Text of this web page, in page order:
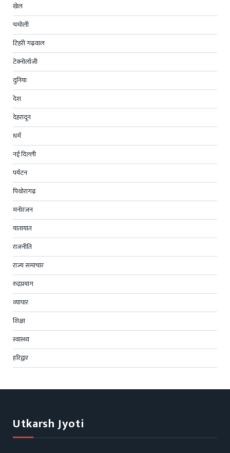
खेल
चमोली
टिहरी गढ़वाल
टेक्नोलॉजी
दुनिया
देश
देहरादून
धर्म
नई दिल्ली
पर्यटन
पिथोरागढ़
मनोरंजन
यातायात
राजनीति
राज्य समाचार
रुद्रप्रयाग
व्यापार
शिक्षा
स्वास्थ्य
हरिद्वार
Utkarsh Jyoti